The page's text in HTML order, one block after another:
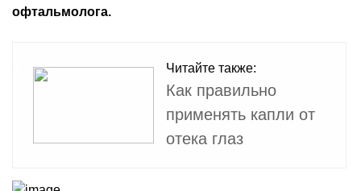
офтальмолога.
Читайте также:
Как правильно
применять капли от
отека глаз